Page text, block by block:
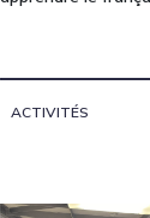
ACTIVITÉS